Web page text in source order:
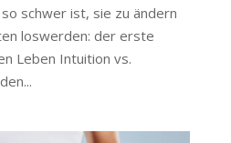
schwer ist, sie zu ändern
loswerden: der erste
Leben Intuition vs.